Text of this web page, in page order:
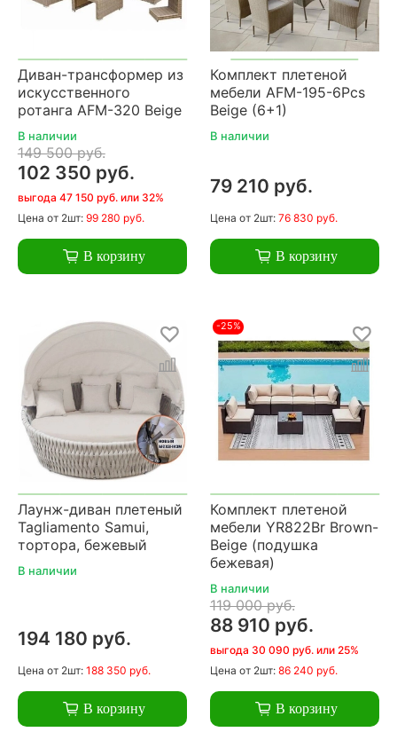
Диван-трансформер из
искусственного
ротанга AFM-320 Beige
В наличии
149 500 руб.
102 350 руб.
выгода 47 150 руб. или 32%
Цена от 2шт: 99 280 руб.
В корзину
Комплект плетеной
мебели AFM-195-6Pcs
Beige (6+1)
В наличии
79 210 руб.
Цена от 2шт: 76 830 руб.
В корзину
Лаунж-диван плетеный
Tagliamento Samui,
тортора, бежевый
В наличии
194 180 руб.
Цена от 2шт: 188 350 руб.
В корзину
-25%
Комплект плетеной
мебели YR822Br Brown-
Beige (подушка
бежевая)
В наличии
119 000 руб.
88 910 руб.
выгода 30 090 руб. или 25%
Цена от 2шт: 86 240 руб.
В корзину